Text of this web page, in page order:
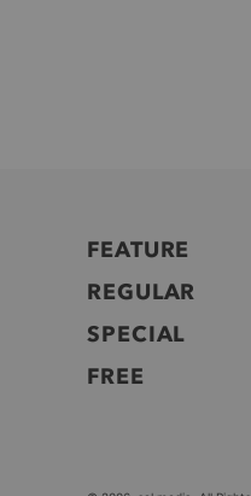
FEATURE
REGULAR
SPECIAL
FREE